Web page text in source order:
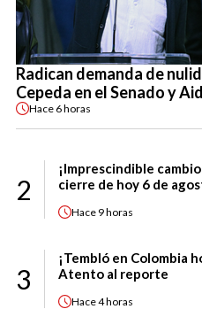
Radican demanda de
Cepeda en el Senado y
Hace 6 horas
2
¡Imprescindible
cierre de hoy 6 de
Hace 9 horas
3
¡Tembló en Colombia
Atento al reporte
Hace4 horas